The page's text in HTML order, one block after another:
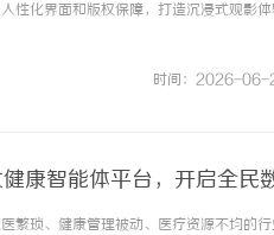
性化界面和版权保障，打造沉浸式观影
时间：2026-06-
康智能体平台，开启全民
繁琐、健康管理被动、医疗资源不均的